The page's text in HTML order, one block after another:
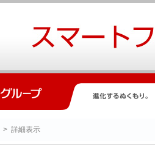
> 詳細表示